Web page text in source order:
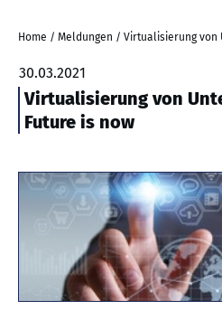
Home / Meldungen /
30.03.2021
Virtualisierung von
Future is now